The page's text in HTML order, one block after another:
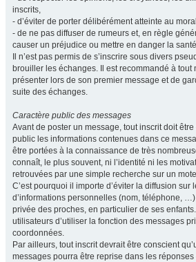
inscrits,
- d’éviter de porter délibérément atteinte au
- de ne pas diffuser de rumeurs et, en règle
causer un préjudice ou mettre en danger la
Il n’est pas permis de s’inscrire sous divers
brouiller les échanges. Il est recommandé à tout
présenter lors de son premier message et de
suite des échanges.
Caractère public des messages
Avant de poster un message, tout inscrit doit être
public les informations contenues dans ce
être portées à la connaissance de très
connaît, le plus souvent, ni l’identité ni les
retrouvées par une simple recherche sur un
C’est pourquoi il importe d’éviter la diffusion sur
d’informations personnelles (nom, téléphone,
privée des proches, en particulier de ses
utilisateurs d’utiliser la fonction des messages
coordonnées.
Par ailleurs, tout inscrit devrait être conscient
messages pourra être reprise dans les